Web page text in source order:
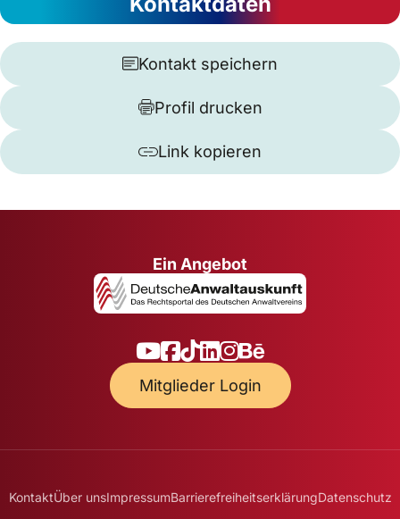
Kontakt speichern
Profil drucken
Link kopieren
Ein Angebot
Mitglieder Login
KontaktÜber unsImpressumBarrierefreiheitserklärungDatenschutz